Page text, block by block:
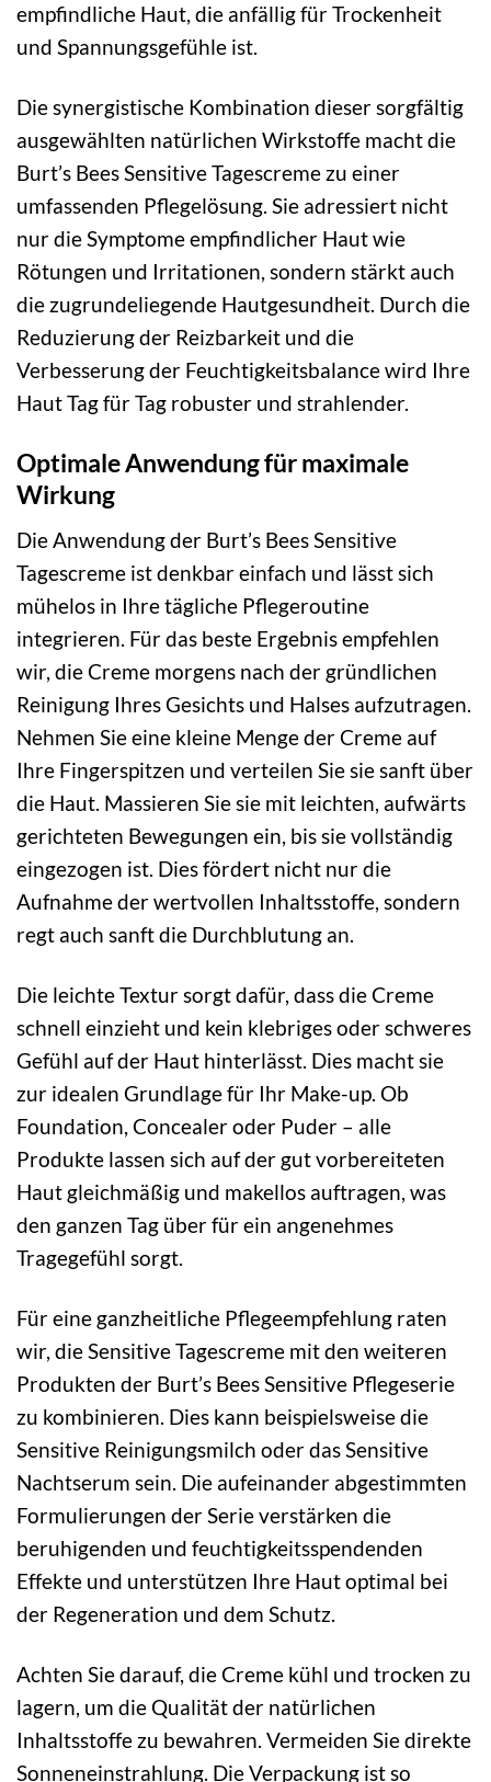
empfindliche Haut, die anfällig für Trockenheit
und Spannungsgefühle ist.
Die synergistische Kombination dieser sorgfältig
ausgewählten natürlichen Wirkstoffe macht die
Burt’s Bees Sensitive Tagescreme zu einer
umfassenden Pflegelösung. Sie adressiert nicht
nur die Symptome empfindlicher Haut wie
Rötungen und Irritationen, sondern stärkt auch
die zugrundeliegende Hautgesundheit. Durch die
Reduzierung der Reizbarkeit und die
Verbesserung der Feuchtigkeitsbalance wird Ihre
Haut Tag für Tag robuster und strahlender.
Optimale Anwendung für maximale
Wirkung
Die Anwendung der Burt’s Bees Sensitive
Tagescreme ist denkbar einfach und lässt sich
mühelos in Ihre tägliche Pflegeroutine
integrieren. Für das beste Ergebnis empfehlen
wir, die Creme morgens nach der gründlichen
Reinigung Ihres Gesichts und Halses aufzutragen.
Nehmen Sie eine kleine Menge der Creme auf
Ihre Fingerspitzen und verteilen Sie sie sanft über
die Haut. Massieren Sie sie mit leichten, aufwärts
gerichteten Bewegungen ein, bis sie vollständig
eingezogen ist. Dies fördert nicht nur die
Aufnahme der wertvollen Inhaltsstoffe, sondern
regt auch sanft die Durchblutung an.
Die leichte Textur sorgt dafür, dass die Creme
schnell einzieht und kein klebriges oder schweres
Gefühl auf der Haut hinterlässt. Dies macht sie
zur idealen Grundlage für Ihr Make-up. Ob
Foundation, Concealer oder Puder – alle
Produkte lassen sich auf der gut vorbereiteten
Haut gleichmäßig und makellos auftragen, was
den ganzen Tag über für ein angenehmes
Tragegefühl sorgt.
Für eine ganzheitliche Pflegeempfehlung raten
wir, die Sensitive Tagescreme mit den weiteren
Produkten der Burt’s Bees Sensitive Pflegeserie
zu kombinieren. Dies kann beispielsweise die
Sensitive Reinigungsmilch oder das Sensitive
Nachtserum sein. Die aufeinander abgestimmten
Formulierungen der Serie verstärken die
beruhigenden und feuchtigkeitsspendenden
Effekte und unterstützen Ihre Haut optimal bei
der Regeneration und dem Schutz.
Achten Sie darauf, die Creme kühl und trocken zu
lagern, um die Qualität der natürlichen
Inhaltsstoffe zu bewahren. Vermeiden Sie direkte
Sonneneinstrahlung. Die Verpackung ist so